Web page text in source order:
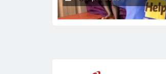
Weitet Sich Aus“